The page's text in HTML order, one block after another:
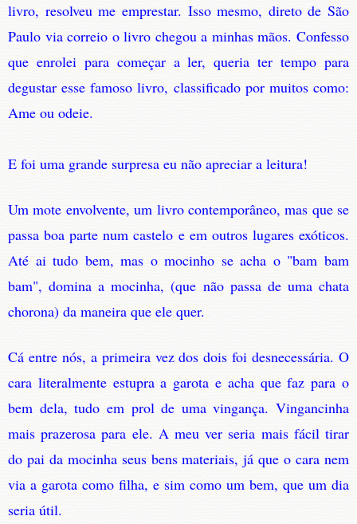
livro, resolveu me emprestar. Isso mesmo, direto de São
Paulo via correio o livro chegou a minhas mãos. Confesso
que enrolei para começar a ler, queria ter tempo para
degustar esse famoso livro, classificado por muitos como:
Ame ou odeie.
E foi uma grande surpresa eu não apreciar a leitura!
Um mote envolvente, um livro contemporâneo, mas que se
passa boa parte num castelo e em outros lugares exóticos.
Até ai tudo bem, mas o mocinho se acha o "bam bam
bam", domina a mocinha, (que não passa de uma chata
chorona) da maneira que ele quer.
Cá entre nós, a primeira vez dos dois foi desnecessária. O
cara literalmente estupra a garota e acha que faz para o
bem dela, tudo em prol de uma vingança. Vingancinha
mais prazerosa para ele. A meu ver seria mais fácil tirar
do pai da mocinha seus bens materiais, já que o cara nem
via a garota como filha, e sim como um bem, que um dia
seria útil.